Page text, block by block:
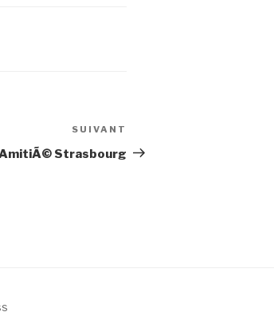
suivant
SUIVANT
AmitiÃ© Strasbourg